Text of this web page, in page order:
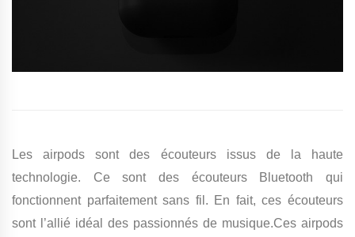
Les airpods sont des écouteurs issus de la haute
technologie. Ce sont des écouteurs Bluetooth qui
fonctionnent parfaitement sans fil. En fait, ces écouteurs
sont l’allié idéal des passionnés de musique.Ces airpods